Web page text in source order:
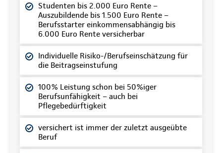
Studenten bis 2.000 Euro Rente –
Auszubildende bis 1.500 Euro Rente –
Berufsstarter einkommensabhängig bis
6.000 Euro Rente versicherbar
Individuelle Risiko-/Berufseinschätzung für
die Beitragseinstufung
100% Leistung schon bei 50%iger
Berufsunfähigkeit – auch bei
Pflegebedürftigkeit
versichert ist immer der zuletzt ausgeübte
Beruf